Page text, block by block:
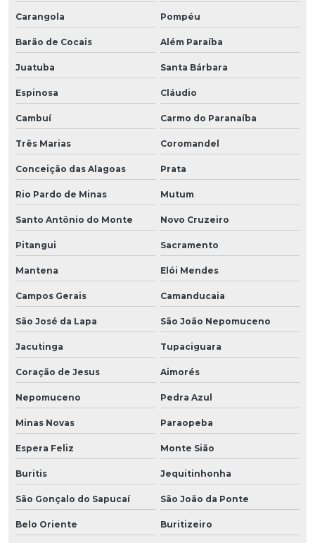
Carangola Pompéu
Barão de Cocais Além Paraíba
Juatuba Santa Bárbara
Espinosa Cláudio
Cambuí Carmo do Paranaíba
Três Marias Coromandel
Conceição das Alagoas Prata
Rio Pardo de Minas Mutum
Santo Antônio do Monte Novo Cruzeiro
Pitangui Sacramento
Mantena Elói Mendes
Campos Gerais Camanducaia
São José da Lapa São João Nepomuceno
Jacutinga Tupaciguara
Coração de Jesus Aimorés
Nepomuceno Pedra Azul
Minas Novas Paraopeba
Espera Feliz Monte Sião
Buritis Jequitinhonha
São Gonçalo do Sapucaí São João da Ponte
Belo Oriente Buritizeiro